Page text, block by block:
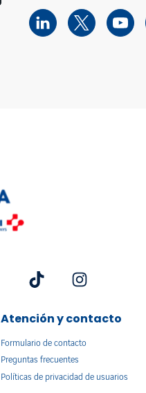
Atención y contacto
Formulario de contacto
Preguntas frecuentes
Políticas de privacidad de usuarios